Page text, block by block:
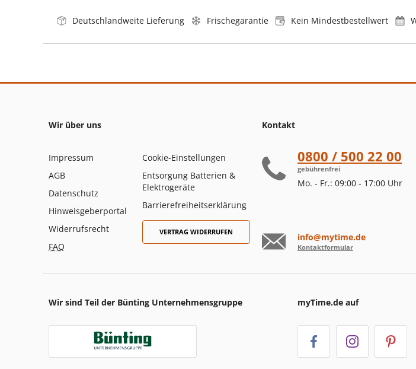
Deutschlandweite Lieferung Frischegarantie Kein Mindestbestellwert
Wir über uns
Impressum
AGB
Datenschutz
Hinweisgeberportal
Widerrufsrecht
FAQ
Cookie-Einstellungen
Entsorgung Batterien &
Elektrogeräte
Barrierefreiheitserklärung
VERTRAG WIDERRUFEN
Kontakt
0800 / 500 22 00
gebührenfrei
Mo. - Fr.: 09:00 - 17:00 Uhr
info@mytime.de
Kontaktformular
Wir sind Teil der Bünting Unternehmensgruppe myTime.de auf